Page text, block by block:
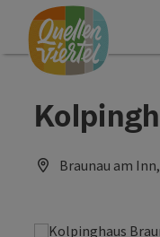
Zum Inhalt
Zur Navigation
Zum Seitenanfang
Braunau am